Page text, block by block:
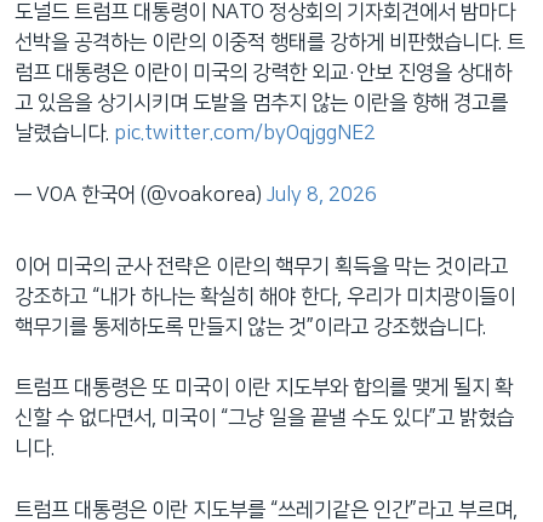
도널드 트럼프 대통령이 NATO 정상회의 기자회견에서 밤마다
선박을 공격하는 이란의 이중적 행태를 강하게 비판했습니다. 트
럼프 대통령은 이란이 미국의 강력한 외교·안보 진영을 상대하
고 있음을 상기시키며 도발을 멈추지 않는 이란을 향해 경고를
날렸습니다. pic.twitter.com/byOqjggNE2
— VOA 한국어 (@voakorea) July 8, 2026
이어 미국의 군사 전략은 이란의 핵무기 획득을 막는 것이라고
강조하고 “내가 하나는 확실히 해야 한다, 우리가 미치광이들이
핵무기를 통제하도록 만들지 않는 것”이라고 강조했습니다.
트럼프 대통령은 또 미국이 이란 지도부와 합의를 맺게 될지 확
신할 수 없다면서, 미국이 “그냥 일을 끝낼 수도 있다”고 밝혔습
니다.
트럼프 대통령은 이란 지도부를 “쓰레기같은 인간”라고 부르며,